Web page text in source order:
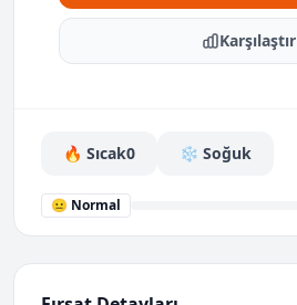
Karşılaştır
🔥 Sıcak0 ❄️ Soğuk
😐 Normal